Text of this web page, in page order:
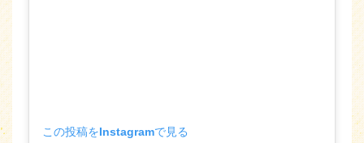
この投稿をInstagramで見る